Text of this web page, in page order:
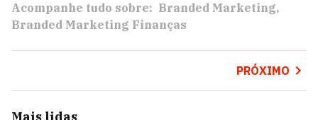
Acompanhe tudo sobre: Branded Marketing
Branded Marketing Finanças
PRÓXIMO